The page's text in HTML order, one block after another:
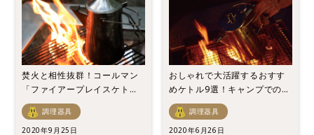
焚火と相性抜群！コールマン
「ファイアープレイスケト
ル」の4つの魅力を徹底レビュ
ー！ 調理器具
2020年9月25日
おしゃれで大活躍するおすす
めケトル9選！キャンプでの湯
沸しに最適！
調理器具
2020年6月26日